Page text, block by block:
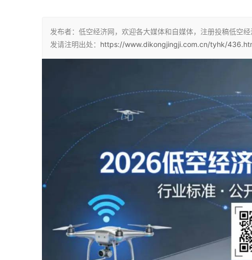
发布者：低空经济网，欢迎各大媒体和自媒体，注册投稿低空
发请注明出处： https://www.dikongjingji.com.cn/tyhk/